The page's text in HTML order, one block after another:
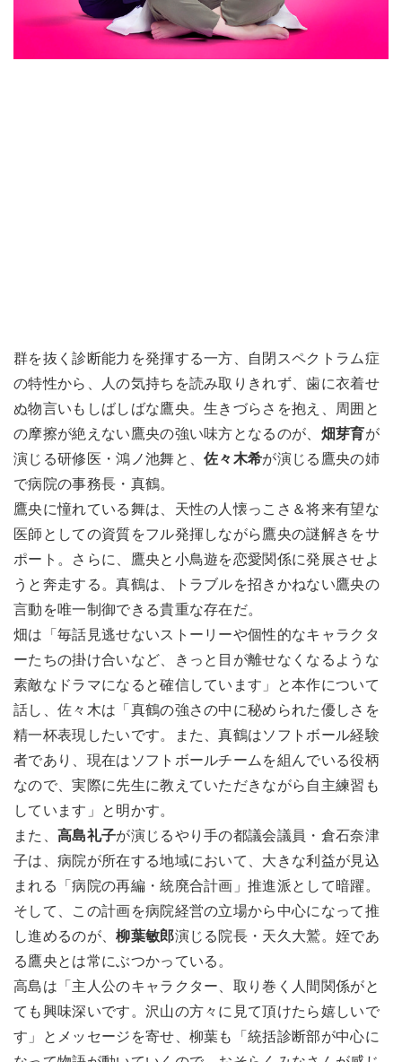
群を抜く診断能力を発揮する一方、自閉スペクトラム症
の特性から、人の気持ちを読み取りきれず、歯に衣着せ
ぬ物言いもしばしばな鷹央。生きづらさを抱え、周囲と
の摩擦が絶えない鷹央の強い味方となるのが、 畑芽育が
演じる研修医・鴻ノ池舞と、佐々木希が演じる鷹央の姉
で病院の事務長・真鶴。
鷹央に憧れている舞は、天性の人懐っこさ＆将来有望な
医師としての資質をフル発揮しながら鷹央の謎解きをサ
ポート。さらに、鷹央と小鳥遊を恋愛関係に発展させよ
うと奔走する。真鶴は、トラブルを招きかねない鷹央の
言動を唯一制御できる貴重な存在だ。
畑は「毎話見逃せないストーリーや個性的なキャラクタ
ーたちの掛け合いなど、きっと目が離せなくなるような
素敵なドラマになると確信しています」と本作について
話し、佐々木は「真鶴の強さの中に秘められた優しさを
精一杯表現したいです。また、真鶴はソフトボール経験
者であり、現在はソフトボールチームを組んでいる役柄
なので、実際に先生に教えていただきながら自主練習も
しています」と明かす。
また、 高島礼子が演じるやり手の都議会議員・倉石奈津
子は、病院が所在する地域において、大きな利益が見込
まれる「病院の再編・統廃合計画」推進派として暗躍。
そして、この計画を病院経営の立場から中心になって推
し進めるのが、柳葉敏郎演じる院長・天久大鷲。姪であ
る鷹央とは常にぶつかっている。
高島は「主人公のキャラクター、取り巻く人間関係がと
ても興味深いです。沢山の方々に見て頂けたら嬉しいで
す」とメッセージを寄せ、柳葉も「統括診断部が中心に